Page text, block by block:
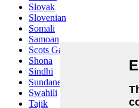
Slovak
Slovenian
Somali
Samoan
Scots Gaelic
Shona
Sindhi
Sundanese
Swahili
Tajik